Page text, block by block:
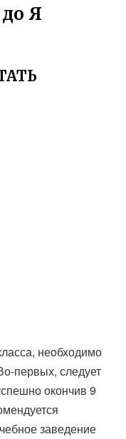
Я
необходимо
первых, следует
окончив 9
заведение